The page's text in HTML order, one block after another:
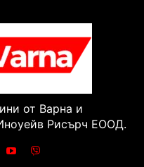
от Варна и
Рисърч ЕООД.